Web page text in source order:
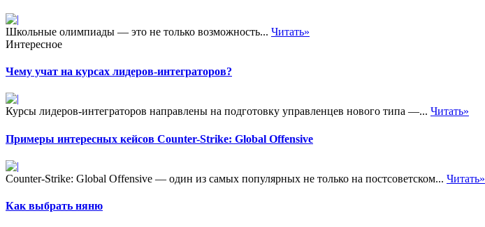
Школьные олимпиады — это не только возможность... Читать»
Интересное
Чему учат на курсах лидеров-интеграторов?
Курсы лидеров-интеграторов направлены на подготовку управленцев нового типа —... Читать»
Примеры интересных кейсов Counter-Strike: Global Offensive
Counter-Strike: Global Offensive — один из самых популярных не только на постсоветском... Читать»
Как выбрать няню